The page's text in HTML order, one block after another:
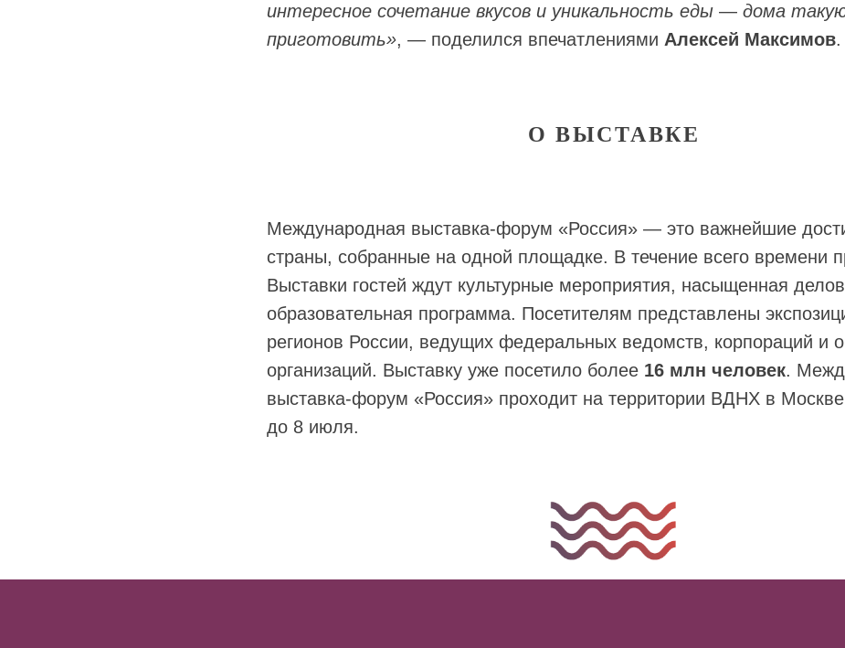
интересное сочетание вкусов и уникальность еды — дома
приготовить», — поделился впечатлениями Алексей Максимов.
О ВЫСТАВКЕ
Международная выставка-форум «Россия» — это важнейшие
страны, собранные на одной площадке. В течение всего времени
Выставки гостей ждут культурные мероприятия, насыщенная
образовательная программа. Посетителям представлены
регионов России, ведущих федеральных ведомств, корпораций и
организаций. Выставку уже посетило более 16 млн человек.
выставка-форум «Россия» проходит на территории ВДНХ в
до 8 июля.